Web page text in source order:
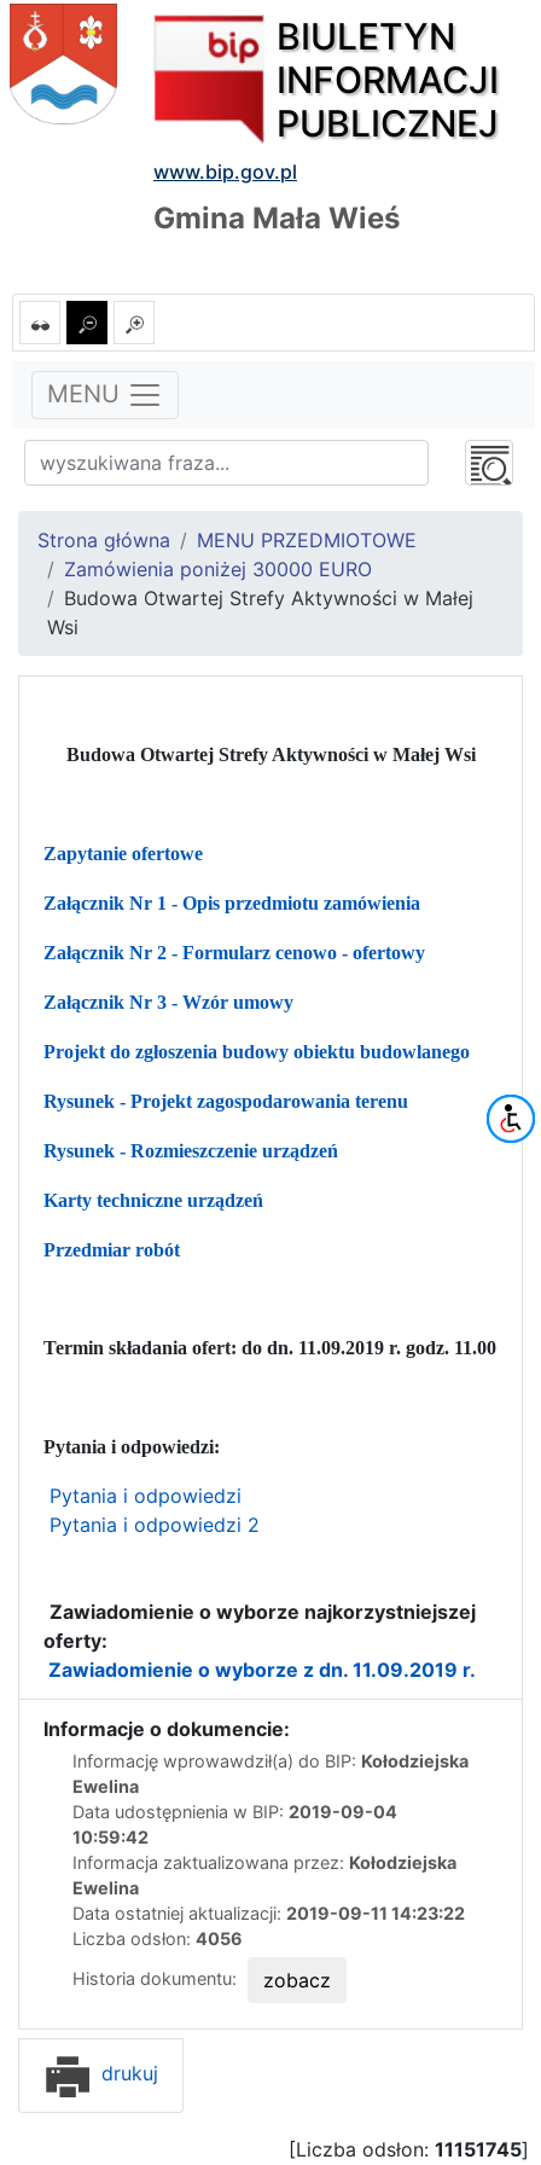
BIULETYN
INFORMACJI
PUBLICZNEJ
www.bip.gov.pl
Gmina Mała Wieś
MENU
Strona główna
MENU PRZEDMIOTOWE
Zamówienia poniżej 30000 EURO
Budowa Otwartej Strefy Aktywności w Małej
Wsi
Budowa Otwartej Strefy Aktywności w Małej Wsi
Zapytanie ofertowe
Załącznik Nr 1 - Opis przedmiotu zamówienia
Załącznik Nr 2 - Formularz cenowo - ofertowy
Załącznik Nr 3 - Wzór umowy
Projekt do zgłoszenia budowy obiektu budowlanego
Rysunek - Projekt zagospodarowania terenu
Rysunek - Rozmieszczenie urządzeń
Karty techniczne urządzeń
Przedmiar robót
Termin składania ofert: do dn. 11.09.2019 r. godz. 11.00
Pytania i odpowiedzi:
Pytania i odpowiedzi
Pytania i odpowiedzi 2
Zawiadomienie o wyborze najkorzystniejszej
oferty:
Zawiadomienie o wyborze z dn. 11.09.2019 r.
Informacje o dokumencie:
Informację wprowawdził(a) do BIP: Kołodziejska
Ewelina
Data udostępnienia w BIP: 2019-09-04
10:59:42
Informacja zaktualizowana przez: Kołodziejska
Ewelina
Data ostatniej aktualizacji: 2019-09-11 14:23:22
Liczba odsłon: 4056
Historia dokumentu:
zobacz
drukuj
[Liczba odsłon: 11151745]